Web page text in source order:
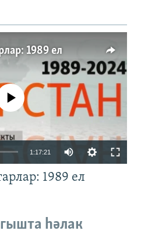
1989 ел
currently available
1:17:21
720p
1989 ел
һәлак